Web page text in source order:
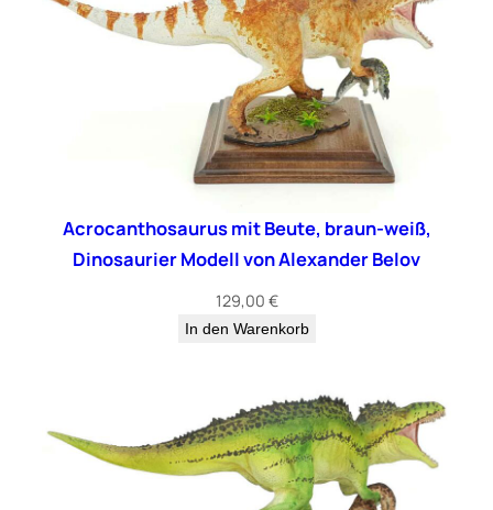
Acrocanthosaurus mit Beute, braun-weiß,
Dinosaurier Modell von Alexander Belov
129,00 €
In den Warenkorb